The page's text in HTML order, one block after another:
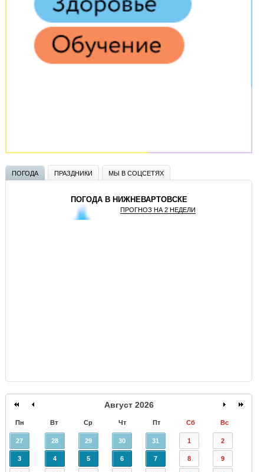
ПОГОДА ПРАЗДНИКИ МЫ В СОЦСЕТЯХ
ПОГОДА В НИЖНЕВАРТОВСКЕ
ПРОГНОЗ НА 2 НЕДЕЛИ
Август 2026
Пн Вт Ср Чт Пт Сб Вс
27 28 29 30 31 1 2
3 4 5 6 7 8 9